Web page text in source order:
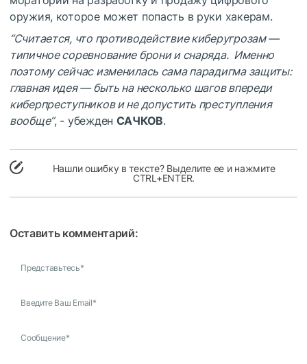
оружия, которое может попасть в руки хакерам.
“Считается, что противодействие киберугрозам —
типичное соревнование брони и снаряда. Именно
поэтому сейчас изменилась сама парадигма защиты:
главная идея — быть на несколько шагов впереди
киберпреступников и не допустить преступления
вообще”, - убежден САЧКОВ.
Нашли ошибку в тексте? Выделите ее и нажмите
CTRL+ENTER.
Оставить комментарий:
Представьтесь*
Введите Ваш Email*
Сообщение*